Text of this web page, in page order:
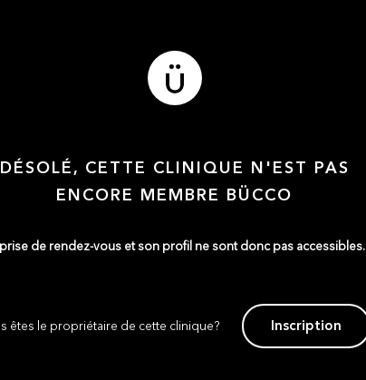
DÉSOLÉ, CETTE CLINIQUE N'EST PAS
ENCORE MEMBRE BÜCCO
prise de rendez-vous et son profil ne sont donc pas accessibles.
êtes le propriétaire de cette clinique? Inscription